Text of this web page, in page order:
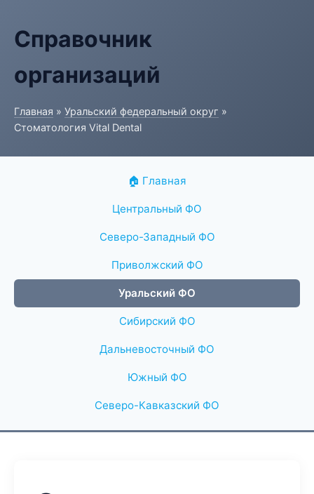
Справочник
организаций
Главная » Уральский федеральный округ »
Стоматология Vital Dental
🏠 Главная
Центральный ФО
Северо-Западный ФО
Приволжский ФО
Уральский ФО
Сибирский ФО
Дальневосточный ФО
Южный ФО
Северо-Кавказский ФО